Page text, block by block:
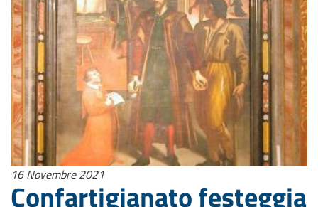
16 Novembre 2021
Confartigianato festeggia